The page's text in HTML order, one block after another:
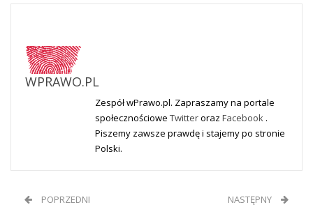
WPRAWO.PL
Zespół wPrawo.pl. Zapraszamy na portale
społecznościowe Twitteroraz Facebook .
Piszemy zawsze prawdę i stajemy po stronie
Polski.
POPRZEDNI NASTĘPNY